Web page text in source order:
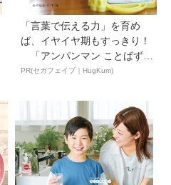
「言葉で伝える力」を育め
ば、イヤイヤ期もすっきり！
「アンパンマン ことばずか
ん...
PR(セガフェイブ｜HugKum)